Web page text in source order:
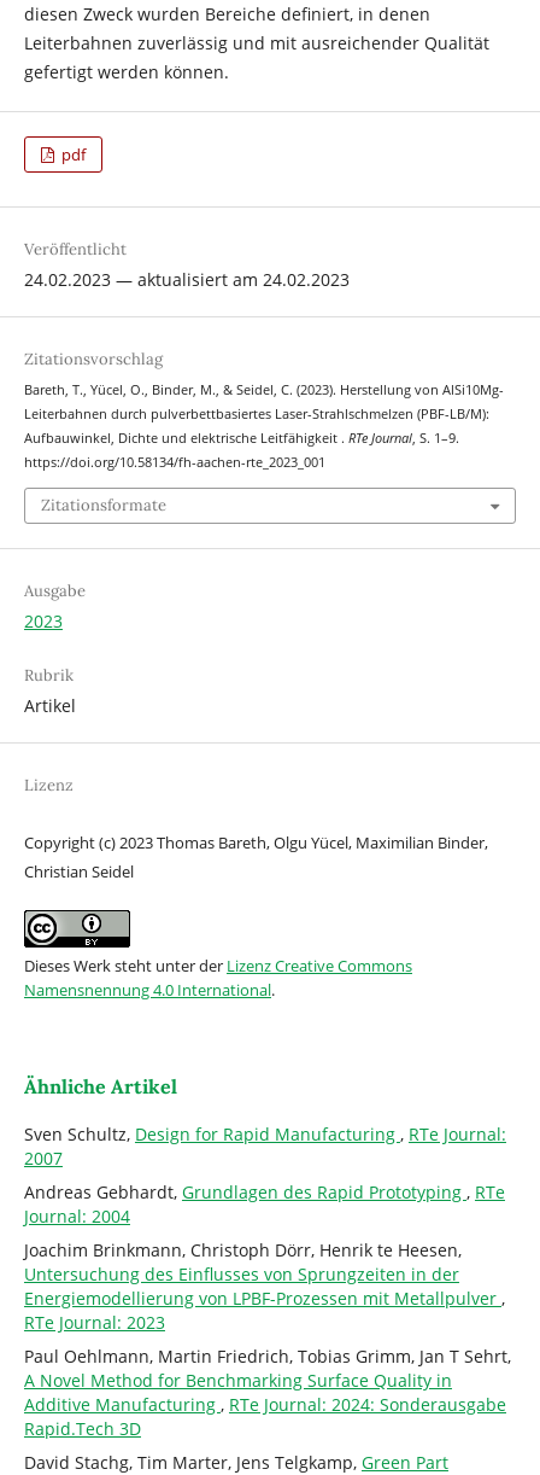
diesen Zweck wurden Bereiche definiert, in denen
Leiterbahnen zuverlässig und mit ausreichender Qualität
gefertigt werden können.
pdf
Veröffentlicht
24.02.2023 — aktualisiert am 24.02.2023
Zitationsvorschlag
Bareth, T., Yücel, O., Binder, M., & Seidel, C. (2023). Herstellung von AlSi10Mg-
Leiterbahnen durch pulverbettbasiertes Laser-Strahlschmelzen (PBF-LB/M):
Aufbauwinkel, Dichte und elektrische Leitfähigkeit . RTe Journal, S. 1–9.
https://doi.org/10.58134/fh-aachen-rte_2023_001
Zitationsformate
Ausgabe
2023
Rubrik
Artikel
Lizenz
Copyright (c) 2023 Thomas Bareth, Olgu Yücel, Maximilian Binder,
Christian Seidel
Dieses Werk steht unter der Lizenz Creative Commons
Namensnennung 4.0 International.
Ähnliche Artikel
Sven Schultz, Design for Rapid Manufacturing , RTe Journal:
2007
Andreas Gebhardt, Grundlagen des Rapid Prototyping , RTe
Journal: 2004
Joachim Brinkmann, Christoph Dörr, Henrik te Heesen,
Untersuchung des Einflusses von Sprungzeiten in der
Energiemodellierung von LPBF-Prozessen mit Metallpulver ,
RTe Journal: 2023
Paul Oehlmann, Martin Friedrich, Tobias Grimm, Jan T Sehrt,
A Novel Method for Benchmarking Surface Quality in
Additive Manufacturing , RTe Journal: 2024: Sonderausgabe
Rapid.Tech 3D
David Stachg, Tim Marter, Jens Telgkamp, Green Part